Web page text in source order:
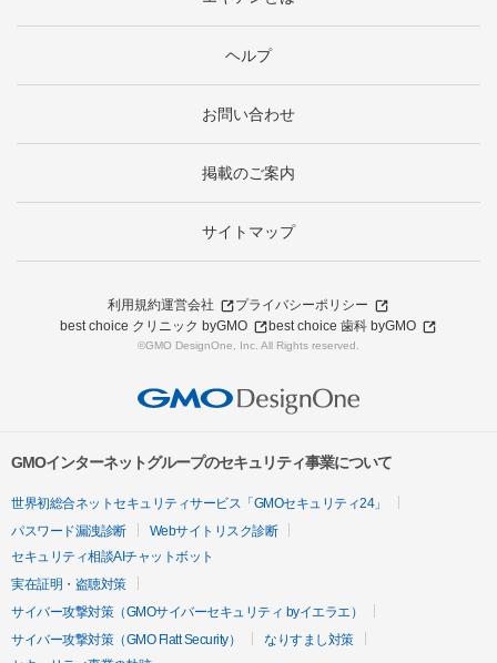
ヘルプ
お問い合わせ
掲載のご案内
サイトマップ
利用規約運営会社
プライバシーポリシー
best choice クリニック byGMO
best choice 歯科 byGMO
©GMO DesignOne, Inc. All Rights reserved.
GMOインターネットグループのセキュリティ事業について
世界初総合ネットセキュリティサービス「GMOセキュリティ24」
パスワード漏洩診断
Webサイトリスク診断
セキュリティ相談AIチャットボット
実在証明・盗聴対策
サイバー攻撃対策（GMOサイバーセキュリティ byイエラエ）
サイバー攻撃対策（GMO Flatt Security）
なりすまし対策